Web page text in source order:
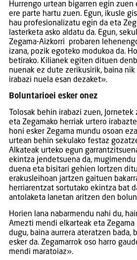
Hurrengo urtean bigarren egin
ere parte hartu zuen. Egun, ikusle
hau profesionalizatu egin da eta
lasterketa asko aldatu da. Egun,
Zegama-Aizkorri probaren
izana, pozik egoteko modukoa da.
betirako. Kilianek egiten dituen
nuenak ez dute zerikusirik, baina nik
irabazi nuela esan dezaket».
Boluntarioei esker onez
Tolosak behin irabazi zuen,
eta Zegamako herriak urtero
honi esker Zegama mundu osoan
urtean behin sekulako festaz
Alkateak urteko egun
ekintza jendetsuena da,
duena eta bisitari gehien lortzen
erakusleihoan jartzen gaituen
herriarentzat sortutako ekintza bat
antolaketa lanetan aritzen den
Horien lana nabarmendu nahi du,
Amezti mendi elkarteak eta
dugu, baina aurrera ateratzen bada,
esker da. Zegamarrok oso harro
mendi maratoiaz».